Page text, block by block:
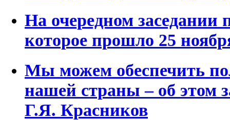
На очередном
которое прошло 25
Мы можем обеспечить
нашей страны – об этом
Г.Я. Красников